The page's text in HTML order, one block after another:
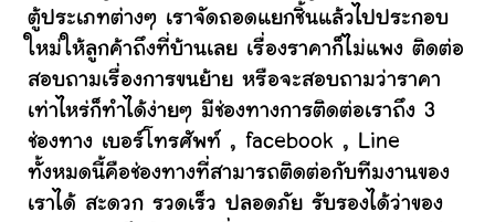
ตู้ประเภทต่างๆ เราจัดถอดแยกชิ้นแล้วไปประกอบ
ใหม่ให้ลูกค้าถึงที่บ้านเลย เรื่องราคาก็ไม่แพง ติดต่อ
สอบถามเรื่องการขนย้าย หรือจะสอบถามว่าราคา
เท่าไหร่ก็ทำได้ง่ายๆ มีช่องทางการติดต่อเราถึง 3
ช่องทาง เบอร์โทรศัพท์ , facebook , Line
ทั้งหมดนี้คือช่องทางที่สามารถติดต่อกับทีมงานของ
เราได้ สะดวก รวดเร็ว ปลอดภัย รับรองได้ว่าของ